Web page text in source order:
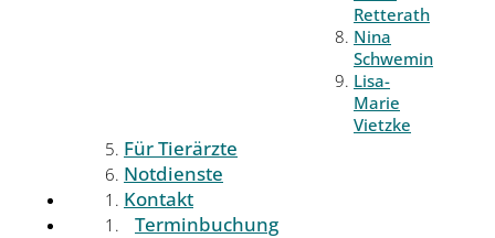
Retterath
Nina
Schwemin
Lisa-
Marie
Vietzke
Für Tierärzte
Notdienste
Kontakt
Terminbuchung